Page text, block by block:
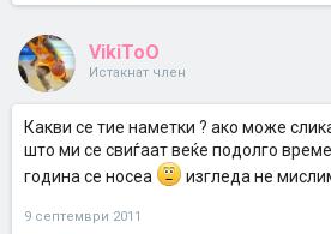
VikiToO
Истакнат член
Какви се тие наметки ? ако може
што ми се свиѓаат веќе подолго
година се носеа
изгледа не
9 септември 2011